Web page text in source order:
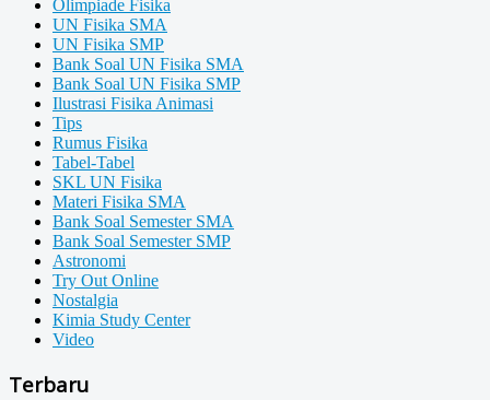
Olimpiade Fisika
UN Fisika SMA
UN Fisika SMP
Bank Soal UN Fisika SMA
Bank Soal UN Fisika SMP
Ilustrasi Fisika Animasi
Tips
Rumus Fisika
Tabel-Tabel
SKL UN Fisika
Materi Fisika SMA
Bank Soal Semester SMA
Bank Soal Semester SMP
Astronomi
Try Out Online
Nostalgia
Kimia Study Center
Video
Terbaru